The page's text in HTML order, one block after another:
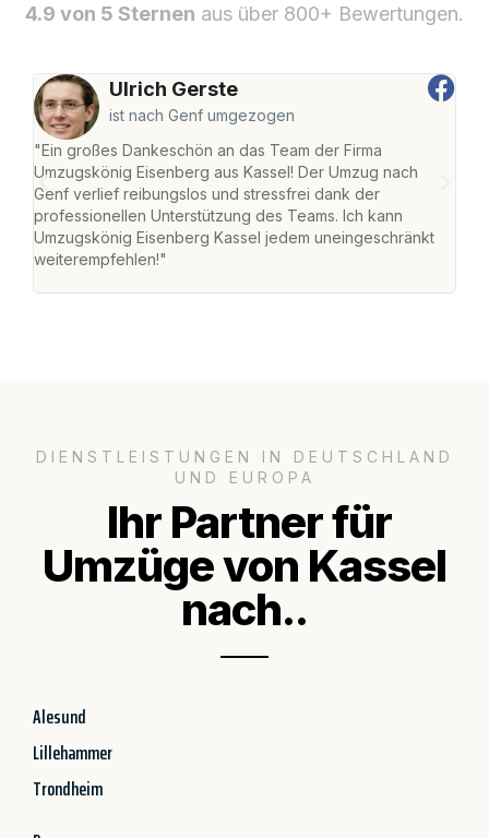
4.9 von 5 Sternen aus über 800+ Bewertungen.
Ulrich Gerste
ist nach Genf umgezogen
"Ein großes Dankeschön an das Team der Firma
Umzugskönig Eisenberg aus Kassel! Der Umzug nach
Genf verlief reibungslos und stressfrei dank der
professionellen Unterstützung des Teams. Ich kann
Umzugskönig Eisenberg Kassel jedem uneingeschränkt
weiterempfehlen!"
DIENSTLEISTUNGEN IN DEUTSCHLAND
UND EUROPA
Ihr Partner für
Umzüge von Kassel
nach..
Alesund
Lillehammer
Trondheim